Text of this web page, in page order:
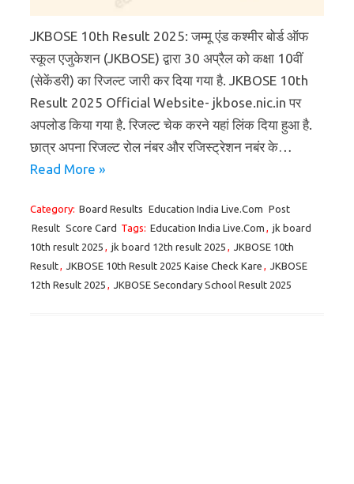
JKBOSE 10th Result 2025: जम्मू एंड कश्मीर बोर्ड ऑफ
स्कूल एजुकेशन (JKBOSE) द्वारा 30 अप्रैल को कक्षा 10वीं
(सेकेंडरी) का रिजल्ट जारी कर दिया गया है. JKBOSE 10th
Result 2025 Official Website- jkbose.nic.in पर
अपलोड किया गया है. रिजल्ट चेक करने यहां लिंक दिया हुआ है.
छात्र अपना रिजल्ट रोल नंबर और रजिस्ट्रेशन नबंर के…
Read More »
Category: Board Results Education India Live.Com Post
Result Score Card Tags: Education India Live.Com , jk board
10th result 2025 , jk board 12th result 2025 , JKBOSE 10th
Result, JKBOSE 10th Result 2025 Kaise Check Kare , JKBOSE
12th Result 2025 , JKBOSE Secondary School Result 2025